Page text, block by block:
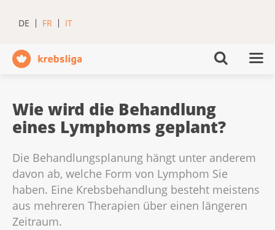
DE FR IT
Wie wird die Behandlung
eines Lymphoms geplant?
Die Behandlungsplanung hängt unter anderem
davon ab, welche Form von Lymphom Sie
haben. Eine Krebsbehandlung besteht meistens
aus mehreren Therapien über einen längeren
Zeitraum.